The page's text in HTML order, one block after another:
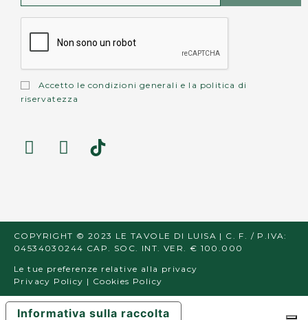
Accetto le condizioni generali e la politica di
riservatezza
COPYRIGHT © 2023 LE TAVOLE DI LUISA | C. F. / P.IVA:
04534030244 CAP. SOC. INT. VER. € 100.000
Le tue preferenze relative alla privacy
Privacy Policy | Cookies Policy
Informativa sulla raccolta